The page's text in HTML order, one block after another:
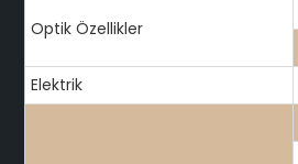
Optik Özellikler
Elektrik